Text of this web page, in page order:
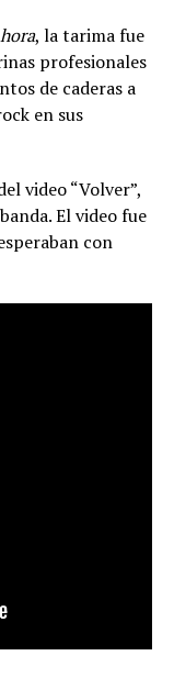
, la tarima fue
profesionales
de caderas a
en sus
video “Volver”,
El video fue
con